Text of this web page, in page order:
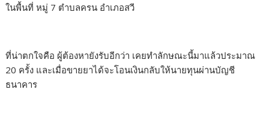
ในพื้นที่ หมู่ 7 ตำบลครน อำเภอสวี
ที่น่าตกใจคือ ผู้ต้องหายังรับอีกว่า เคยทำลักษณะนี้มาแล้วประมาณ
20 ครั้ง และเมื่อขายยาได้จะโอนเงินกลับให้นายทุนผ่านบัญชี
ธนาคาร